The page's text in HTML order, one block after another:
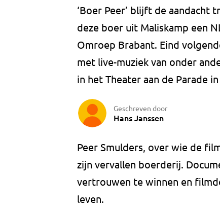
‘Boer Peer’ blijft de aandacht
deze boer uit Maliskamp een
Omroep Brabant. Eind
met live-muziek van onder
in het Theater aan de Parade
Geschreven door
Hans Janssen
Peer Smulders, over wie de
zijn vervallen boerderij.
vertrouwen te winnen en
leven.